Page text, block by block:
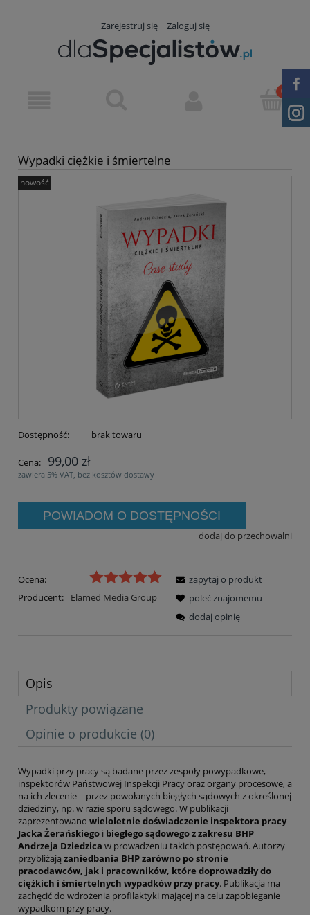
Zarejestruj się Zaloguj się
Wypadki ciężkie i śmiertelne
nowość
Dostępność: brak towaru
Cena: 99,00 zł
zawiera 5% VAT, bez kosztów dostawy
POWIADOM O DOSTĘPNOŚCI
dodaj do przechowalni
Ocena:
Producent:
Elamed Media Group
zapytaj o produkt
poleć znajomemu
dodaj opinię
Opis
Produkty powiązane
Opinie o produkcie (0)
Wypadki przy pracy są badane przez zespoły powypadkowe,
inspektorów Państwowej Inspekcji Pracy oraz organy procesowe, a
na ich zlecenie – przez powołanych biegłych sądowych z określonej
dziedziny, np. w razie sporu sądowego. W publikacji
zaprezentowano wieloletnie doświadczenie inspektora pracy
Jacka Żerańskiego i biegłego sądowego z zakresu BHP
Andrzeja Dziedzica w prowadzeniu takich postępowań. Autorzy
przybliżają zaniedbania BHP zarówno po stronie
pracodawców, jak i pracowników, które doprowadziły do
ciężkich i śmiertelnych wypadków przy pracy. Publikacja ma
zachęcić do wdrożenia profilaktyki mającej na celu zapobieganie
wypadkom przy pracy.